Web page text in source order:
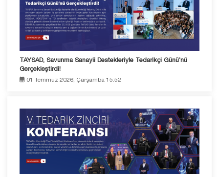
TAYSAD, Savunma Sanayii Destekleriyle Tedarikçi Günü’nü
Gerçekleştirdi!
01 Temmuz 2026, Çarşamba 15:52